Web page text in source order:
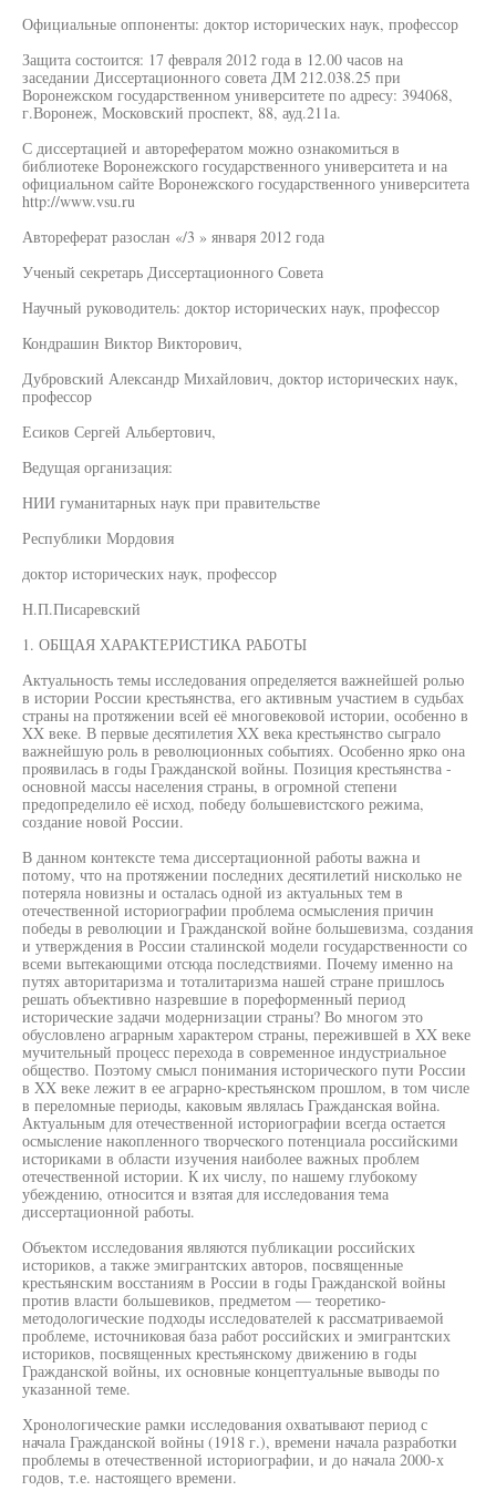
Официальные оппоненты: доктор исторических наук, профессор
Защита состоится: 17 февраля 2012 года в 12.00 часов на
заседании Диссертационного совета ДМ 212.038.25 при
Воронежском государственном университете по адресу: 394068,
г.Воронеж, Московский проспект, 88, ауд.211а.
С диссертацией и авторефератом можно ознакомиться в
библиотеке Воронежского государственного университета и на
официальном сайте Воронежского государственного университета
http://www.vsu.ru
Автореферат разослан «/3 » января 2012 года
Ученый секретарь Диссертационного Совета
Научный руководитель: доктор исторических наук, профессор
Кондрашин Виктор Викторович,
Дубровский Александр Михайлович, доктор исторических наук,
профессор
Есиков Сергей Альбертович,
Ведущая организация:
НИИ гуманитарных наук при правительстве
Республики Мордовия
доктор исторических наук, профессор
Н.П.Писаревский
1. ОБЩАЯ ХАРАКТЕРИСТИКА РАБОТЫ
Актуальность темы исследования определяется важнейшей ролью
в истории России крестьянства, его активным участием в судьбах
страны на протяжении всей её многовековой истории, особенно в
XX веке. В первые десятилетия XX века крестьянство сыграло
важнейшую роль в революционных событиях. Особенно ярко она
проявилась в годы Гражданской войны. Позиция крестьянства -
основной массы населения страны, в огромной степени
предопределило её исход, победу большевистского режима,
создание новой России.
В данном контексте тема диссертационной работы важна и
потому, что на протяжении последних десятилетий нисколько не
потеряла новизны и осталась одной из актуальных тем в
отечественной историографии проблема осмысления причин
победы в революции и Гражданской войне большевизма, создания
и утверждения в России сталинской модели государственности со
всеми вытекающими отсюда последствиями. Почему именно на
путях авторитаризма и тоталитаризма нашей стране пришлось
решать объективно назревшие в пореформенный период
исторические задачи модернизации страны? Во многом это
обусловлено аграрным характером страны, пережившей в XX веке
мучительный процесс перехода в современное индустриальное
общество. Поэтому смысл понимания исторического пути России
в XX веке лежит в ее аграрно-крестьянском прошлом, в том числе
в переломные периоды, каковым являлась Гражданская война.
Актуальным для отечественной историографии всегда остается
осмысление накопленного творческого потенциала российскими
историками в области изучения наиболее важных проблем
отечественной истории. К их числу, по нашему глубокому
убеждению, относится и взятая для исследования тема
диссертационной работы.
Объектом исследования являются публикации российских
историков, а также эмигрантских авторов, посвященные
крестьянским восстаниям в России в годы Гражданской войны
против власти большевиков, предметом — теоретико-
методологические подходы исследователей к рассматриваемой
проблеме, источниковая база работ российских и эмигрантских
историков, посвященных крестьянскому движению в годы
Гражданской войны, их основные концептуальные выводы по
указанной теме.
Хронологические рамки исследования охватывают период с
начала Гражданской войны (1918 г.), времени начала разработки
проблемы в отечественной историографии, и до начала 2000-х
годов, т.е. настоящего времени.